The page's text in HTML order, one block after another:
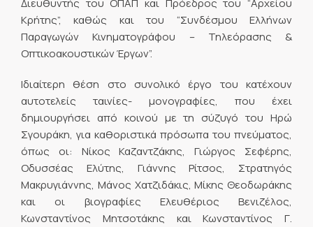
Διευθυντής του ΟΠΑΠ και Πρόεδρος του “Αρχείου
Κρήτης”, καθώς και του “Συνδέσμου Ελλήνων
Παραγωγών Κινηματογράφου – Τηλεόρασης &
Oπτικοακουστικών Έργων”.
Ιδιαίτερη θέση στο συνολικό έργο του κατέχουν
αυτοτελείς ταινίες- μονογραφίες, που έχει
δημιουργήσει από κοινού με τη σύζυγό του Ηρώ
Σγουράκη, για καθοριστικά πρόσωπα του πνεύματος,
όπως οι: Νίκος Καζαντζάκης, Γιώργος Σεφέρης,
Οδυσσέας Ελύτης, Γιάννης Ρίτσος, Στρατηγός
Μακρυγιάννης, Μάνος Χατζιδάκις, Μίκης Θεοδωράκης
και οι βιογραφίες Ελευθέριος Βενιζέλος,
Κωνσταντίνος Μητσοτάκης και Κωνσταντίνος Γ.